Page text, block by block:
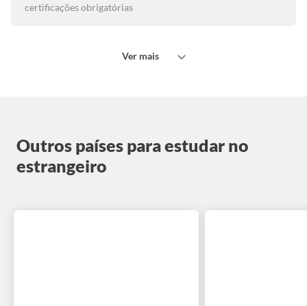
certificações obrigatórias
Ver mais
Outros países para estudar no
estrangeiro